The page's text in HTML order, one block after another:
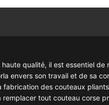
qualité, il est essentiel
envers son travail et de sa
fabrication des couteaux
tout couteau